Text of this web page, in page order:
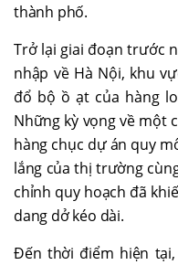
thành phố.
Trở lại giai đoạn trước
nhập về Hà Nội, khu
đổ bộ ồ ạt của hàng
Những kỳ vọng về một
hàng chục dự án quy
lắng của thị trường
chỉnh quy hoạch đã
dang dở kéo dài.
Đến thời điểm hiện tại,